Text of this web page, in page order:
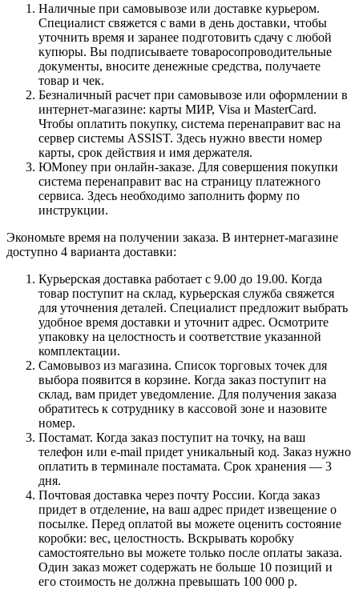
Наличные при самовывозе или доставке курьером.
Специалист свяжется с вами в день доставки, чтобы
уточнить время и заранее подготовить сдачу с любой
купюры. Вы подписываете товаросопроводительные
документы, вносите денежные средства, получаете
товар и чек.
Безналичный расчет при самовывозе или оформлении в
интернет-магазине: карты МИР, Visa и MasterCard.
Чтобы оплатить покупку, система перенаправит вас на
сервер системы ASSIST. Здесь нужно ввести номер
карты, срок действия и имя держателя.
ЮMoney при онлайн-заказе. Для совершения покупки
система перенаправит вас на страницу платежного
сервиса. Здесь необходимо заполнить форму по
инструкции.
Экономьте время на получении заказа. В интернет-магазине
доступно 4 варианта доставки:
Курьерская доставка работает с 9.00 до 19.00. Когда
товар поступит на склад, курьерская служба свяжется
для уточнения деталей. Специалист предложит выбрать
удобное время доставки и уточнит адрес. Осмотрите
упаковку на целостность и соответствие указанной
комплектации.
Самовывоз из магазина. Список торговых точек для
выбора появится в корзине. Когда заказ поступит на
склад, вам придет уведомление. Для получения заказа
обратитесь к сотруднику в кассовой зоне и назовите
номер.
Постамат. Когда заказ поступит на точку, на ваш
телефон или e-mail придет уникальный код. Заказ нужно
оплатить в терминале постамата. Срок хранения — 3
дня.
Почтовая доставка через почту России. Когда заказ
придет в отделение, на ваш адрес придет извещение о
посылке. Перед оплатой вы можете оценить состояние
коробки: вес, целостность. Вскрывать коробку
самостоятельно вы можете только после оплаты заказа.
Один заказ может содержать не больше 10 позиций и
его стоимость не должна превышать 100 000 р.